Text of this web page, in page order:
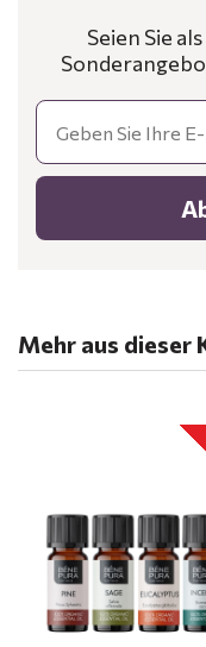
Seien Sie
Email
Mehr aus dieser